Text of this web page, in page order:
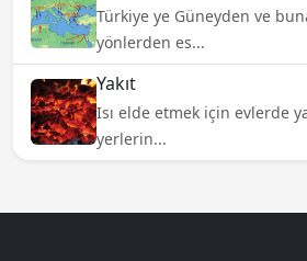
Türkiye ye Güneyden ve
yönlerden es...
Yakıt
Isı elde etmek için evlerde
yerlerin...